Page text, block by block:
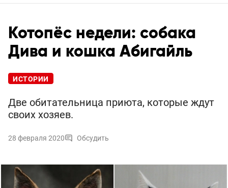
Котопёс недели: собака
Дива и кошка Абигайль
ИСТОРИИ
Две обитательница приюта, которые ждут
своих хозяев.
28 февраля 2020 Обсудить